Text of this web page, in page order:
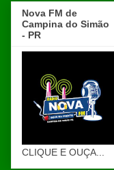
Nova FM de
Campina do Simão
- PR
CLIQUE E OUÇA...